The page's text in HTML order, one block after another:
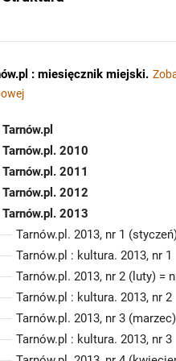
: miesięcznik miejski.
Tarnów.pl
Tarnów.pl. 2010
Tarnów.pl. 2011
Tarnów.pl. 2012
Tarnów.pl. 2013
Tarnów.pl. 2013, nr 1
Tarnów.pl : kultura. 2013, nr 1
Tarnów.pl. 2013, nr 2 (luty) =
Tarnów.pl : kultura. 2013, nr 2
Tarnów.pl. 2013, nr 3
Tarnów.pl : kultura. 2013, nr 3